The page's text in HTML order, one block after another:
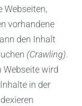
Webseiten,
vorhandene
den Inhalt
(Crawling).
Webseite wird
in der